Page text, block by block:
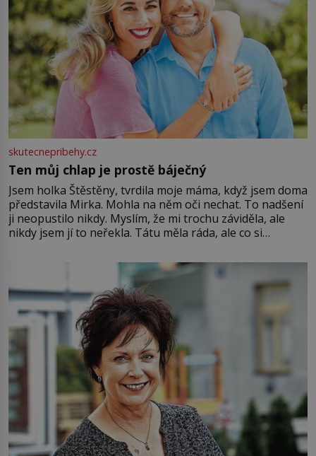
skutecnepribehy.cz
Ten můj chlap je prostě báječný
Jsem holka Štěstěny, tvrdila moje máma, když jsem doma
představila Mirka. Mohla na něm oči nechat. To nadšení
ji neopustilo nikdy. Myslím, že mi trochu záviděla, ale
nikdy jsem jí to neřekla. Tátu měla ráda, ale co si
Jsme spolu moc rádi Tehdy byla jiná doba, když